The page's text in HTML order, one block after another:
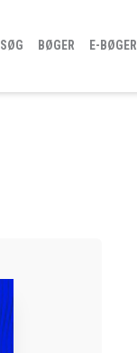
SØG BØGER E-BØGER